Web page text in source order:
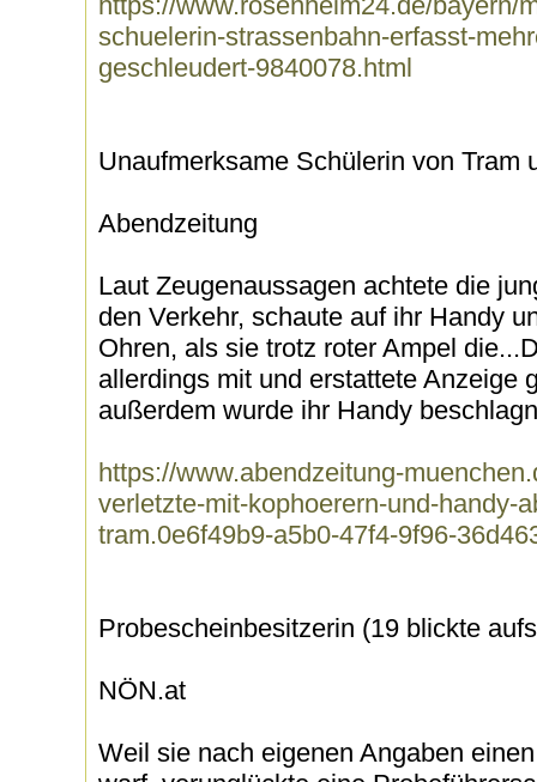
schuelerin-strassenbahn-erfasst-
geschleudert-9840078.html
Unaufmerksame Schülerin von Tram
Abendzeitung
Laut Zeugenaussagen achtete die
den Verkehr, schaute auf ihr Handy
Ohren, als sie trotz roter Ampel
allerdings mit und erstattete Anzeige
außerdem wurde ihr Handy
https://www.abendzeitung-
verletzte-mit-kophoerern-und-handy-
tram.0e6f49b9-a5b0-47f4-9f96-
Probescheinbesitzerin (19 blickte
NÖN.at
Weil sie nach eigenen Angaben